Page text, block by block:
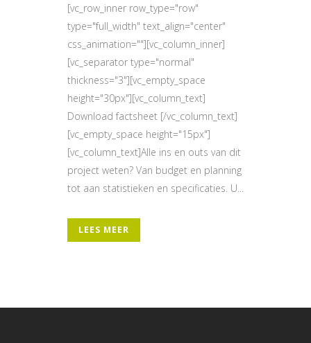
[vc_row_inner row_type="row"
type="full_width" text_align="center"
css_animation=""][vc_column_inner]
[vc_separator type="normal"
thickness="3"][vc_empty_space
height="30px"][vc_column_text]
Download factsheet [/vc_column_text]
[vc_empty_space height="15px"]
[vc_column_text]Alle ins en outs van dit
project weten? Van budget en planning
tot aan statistieken en specificaties. U...
LEES MEER